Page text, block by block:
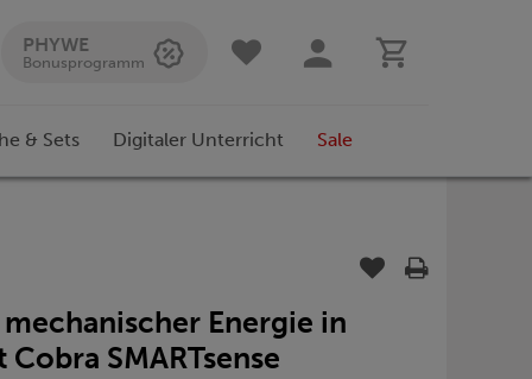
PHYWE
Bonusprogramm
& Sets Digitaler Unterricht Sale
Energie in
SMARTsense